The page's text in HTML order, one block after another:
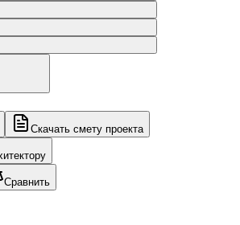
Скачать смету проекта
Сравнить